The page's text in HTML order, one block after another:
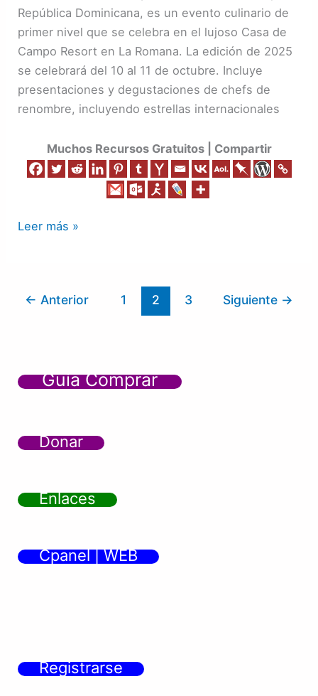
República Dominicana, es un evento culinario de
primer nivel que se celebra en el lujoso Casa de
Campo Resort en La Romana. La edición de 2025
se celebrará del 10 al 11 de octubre. Incluye
presentaciones y degustaciones de chefs de
renombre, incluyendo estrellas internacionales
Muchos Recursos Gratuitos | Compartir
es
Considerado
uno
de
los
Eventos
Importantes
República
Leer más »
← Anterior 1 2 3 Siguiente →
Guía Comprar
Donar
Enlaces
Cpanel | WEB
Registrarse